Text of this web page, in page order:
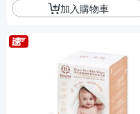
加入購物車